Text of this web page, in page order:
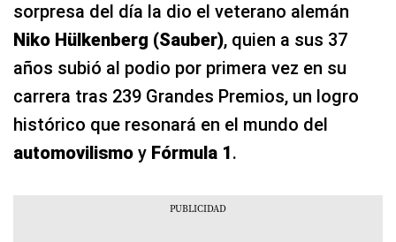
sorpresa del día la dio el veterano alemán
Niko Hülkenberg (Sauber), quien a sus 37
años subió al podio por primera vez en su
carrera tras 239 Grandes Premios, un logro
histórico que resonará en el mundo del
automovilismo y Fórmula 1.